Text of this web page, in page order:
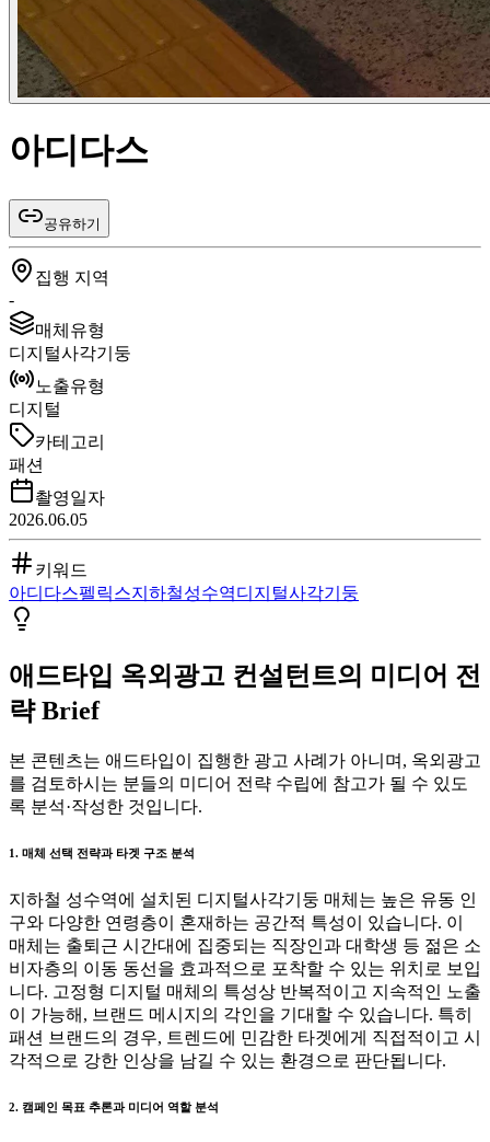
아디다스
공유하기
집행 지역
-
매체유형
디지털사각기둥
노출유형
디지털
카테고리
패션
촬영일자
2026.06.05
키워드
아디다스펠릭스지하철성수역디지털사각기둥
애드타입 옥외광고 컨설턴트의 미디어 전
략 Brief
본 콘텐츠는 애드타입이 집행한 광고 사례가 아니며, 옥외광고
를 검토하시는 분들의 미디어 전략 수립에 참고가 될 수 있도
록 분석·작성한 것입니다.
1. 매체 선택 전략과 타겟 구조 분석
지하철 성수역에 설치된 디지털사각기둥 매체는 높은 유동 인
구와 다양한 연령층이 혼재하는 공간적 특성이 있습니다. 이
매체는 출퇴근 시간대에 집중되는 직장인과 대학생 등 젊은 소
비자층의 이동 동선을 효과적으로 포착할 수 있는 위치로 보입
니다. 고정형 디지털 매체의 특성상 반복적이고 지속적인 노출
이 가능해, 브랜드 메시지의 각인을 기대할 수 있습니다. 특히
패션 브랜드의 경우, 트렌드에 민감한 타겟에게 직접적이고 시
각적으로 강한 인상을 남길 수 있는 환경으로 판단됩니다.
2. 캠페인 목표 추론과 미디어 역할 분석